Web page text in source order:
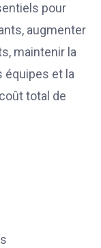
pour
augmenter
maintenir la
équipes et la
total de